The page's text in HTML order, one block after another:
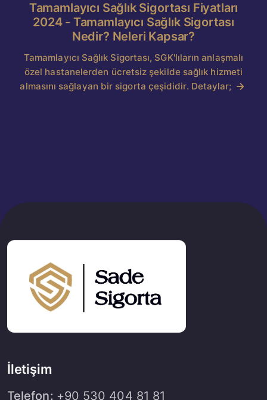
Tamamlayıcı Sağlık Sigortası Fiyatları
2024 - Tamamlayıcı Sağlık Sigortası
Nedir? Neleri Kapsar?
Tamamlayıcı Sağlık Sigortası, SGK'lıların anlaşmalı
özel hastanelerden ücretsiz şekilde sağlık hizmeti
almasını sağlayan bir sigorta çeşididir. Detaylar;
İletişim
Telefon: +90 530 404 81 81